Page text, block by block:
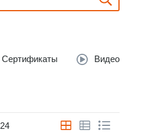
Сертификаты Видео
24